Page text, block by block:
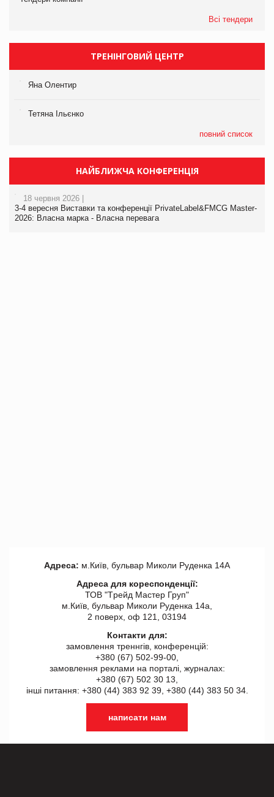
Всі тендери
ТРЕНІНГОВИЙ ЦЕНТР
Яна Олентир
Тетяна Ільєнко
повний список
НАЙБЛИЖЧА КОНФЕРЕНЦІЯ
18 червня 2026 |
3-4 вересня Виставки та конференції PrivateLabel&FMCG Master-
2026: Власна марка - Власна перевага
Адреса: м.Київ, бульвар Миколи Руденка 14А
Адреса для кореспонденції:
ТОВ "Tрейд Мастер Груп"
м.Київ, бульвар Миколи Руденка 14а,
2 поверх, оф 121, 03194
Контакти для:
замовлення треннгів, конференцій:
+380 (67) 502-99-00,
замовлення реклами на порталі, журналах:
+380 (67) 502 30 13,
інші питання: +380 (44) 383 92 39, +380 (44) 383 50 34.
написати нам